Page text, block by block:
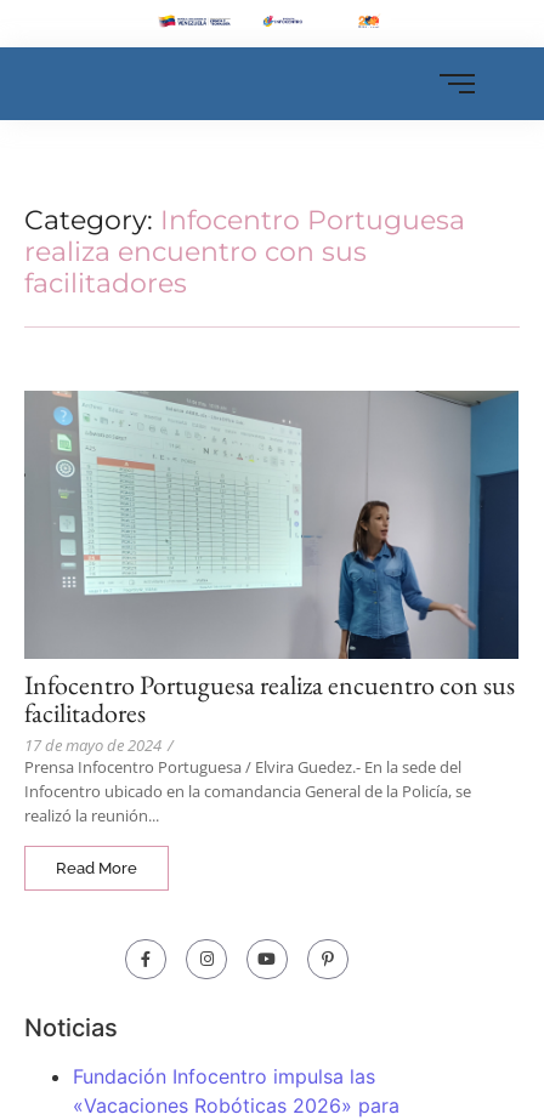
Category: Infocentro Portuguesa
realiza encuentro con sus
facilitadores
Infocentro Portuguesa realiza encuentro con sus
facilitadores
17 de mayo de 2024 /
Prensa Infocentro Portuguesa / Elvira Guedez.- En la sede del
Infocentro ubicado en la comandancia General de la Policía, se
realizó la reunión...
Read More
Noticias
Fundación Infocentro impulsa las
«Vacaciones Robóticas 2026» para